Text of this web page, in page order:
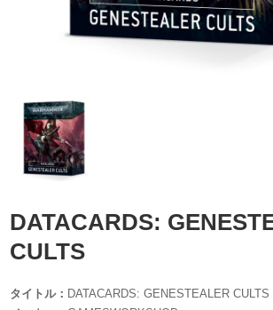
DATACARDS:
CULTS
タイトル： DATACARDS: GENESTEALER CULTS